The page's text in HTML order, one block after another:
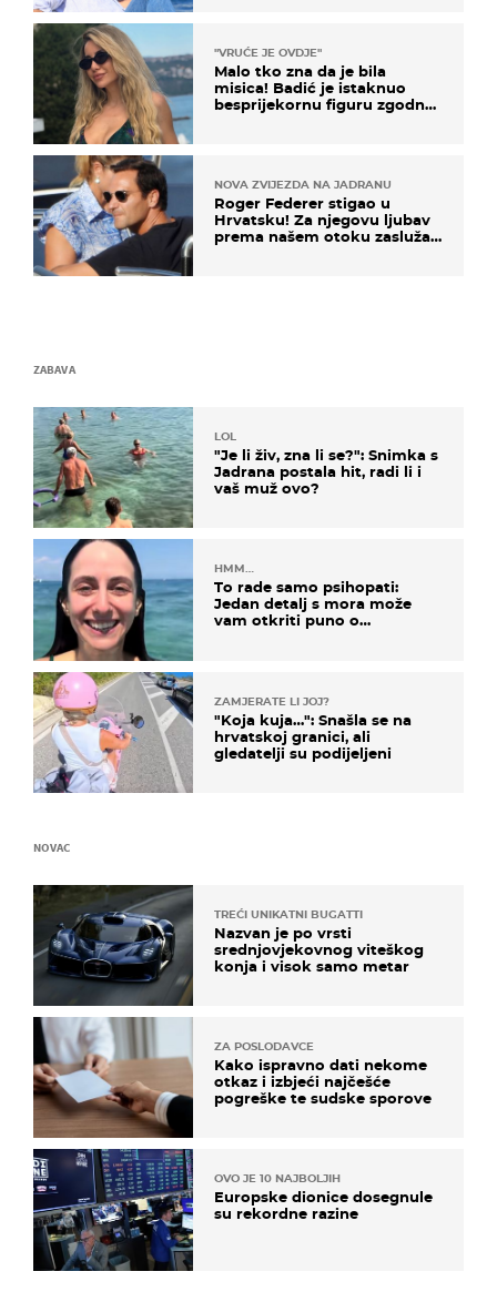
"VRUĆE JE OVDJE"
Malo tko zna da je bila
misica! Badić je istaknuo
besprijekornu figuru zgodne
NOVA ZVIJEZDA NA JADRANU
Roger Federer stigao u
Hrvatsku! Za njegovu ljubav
prema našem otoku zaslužan
ZABAVA
LOL
"Je li živ, zna li se?": Snimka s
Jadrana postala hit, radi li i
vaš muž ovo?
HMM…
To rade samo psihopati:
Jedan detalj s mora može
vam otkriti puno o
ZAMJERATE LI JOJ?
"Koja kuja…": Snašla se na
hrvatskoj granici, ali
gledatelji su podijeljeni
NOVAC
TREĆI UNIKATNI BUGATTI
Nazvan je po vrsti
srednjovjekovnog viteškog
konja i visok samo metar
ZA POSLODAVCE
Kako ispravno dati nekome
otkaz i izbjeći najčešće
pogreške te sudske sporove
OVO JE 10 NAJBOLJIH
Europske dionice dosegnule
su rekordne razine